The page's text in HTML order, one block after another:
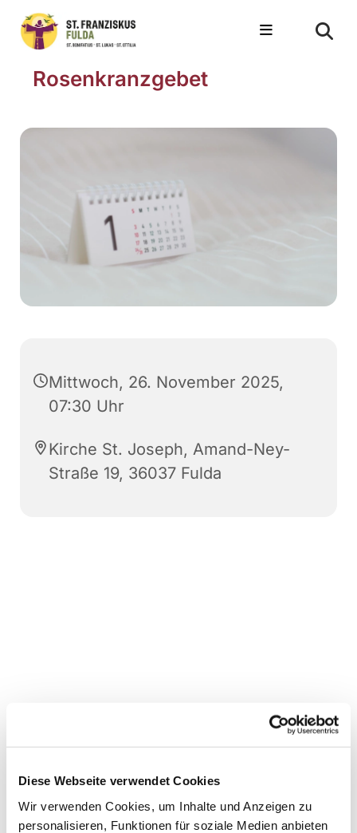
Diese Webseite verwendet Cookies
Wir verwenden Cookies, um Inhalte und Anzeigen zu
personalisieren, Funktionen für soziale Medien anbieten
Rosenkranzgebet
Mittwoch, 26. November 2025,
07:30 Uhr
Kirche St. Joseph, Amand-Ney-
Straße 19, 36037 Fulda